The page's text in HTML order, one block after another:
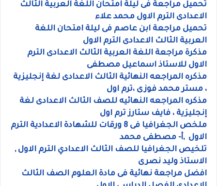
تحميل مراجعة فى ليلة امتحان اللغة العربية الثالث
الاعدادى الترم الاول محمد علاء
تحميل مراجعة ابن عاصم فى ليلة امتحان اللغة
العربية الثالث الاعدادى الترم الاول
مذكرة مراجعة اللغة العربية الثالث الاعدادى الترم
الاول للاستاذ اسماعيل مصطفى
مذكره المراجعه النهائية الثالث الاعدادى لغة إنجليزية
، مستر محمد فوزى ،ترم اول
مذكره المراجعه النهائيه للصف الثالث الاعدادى لغة
إنجليزية ، فايف ستارز ترم اول
ملخص الجغرافيا فى 8 ورقات للشهادة الاعدادية الترم
الاول ,أ- مصطفى محمد
تلخيص الجغرافيا للصف الثالث الاعدادي الترم الاول ,
الاستاذ وليد نصرى
افضل مراجعة نهائية فى مادة العلوم الصف الثالث